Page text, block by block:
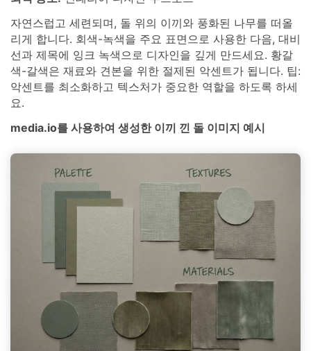
자연스럽고 세련되며, 돌 위의 이끼와 풍화된 나무를 떠올
리게 합니다. 회색-녹색을 주요 표면으로 사용한 다음, 대비
선과 제목에 잉크 녹색으로 디자인을 깊게 만드세요. 황갈
색-갈색은 재료와 견본을 위한 절제된 악센트가 됩니다. 팁:
악센트를 최소화하고 텍스처가 중요한 역할을 하도록 하세
요.
media.io를 사용하여 생성한 이끼 낀 돌 이미지 예시